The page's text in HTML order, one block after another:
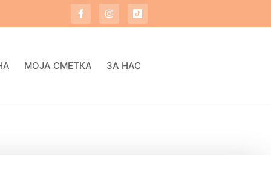
МОЈА СМЕТКА ЗА НАС